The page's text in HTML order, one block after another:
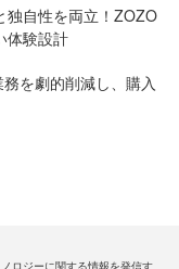
独自性を両立！ZOZO
体験設計
を劇的削減し、購入
ロジーに関する情報を発信す